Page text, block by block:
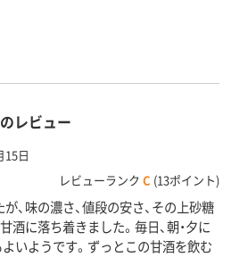
レビュー
15日
レビューランク C (13ポイント)
、味の濃さ、値段の安さ、その上砂糖
酒に落ち着きました。毎日、朝・夕に
いようです。ずっとこの甘酒を飲む